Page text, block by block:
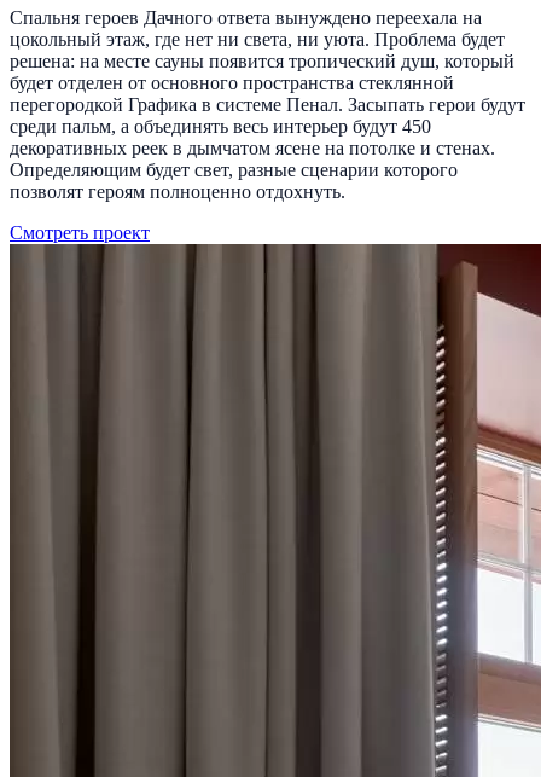
Спальня героев Дачного ответа вынуждено переехала на
цокольный этаж, где нет ни света, ни уюта. Проблема будет
решена: на месте сауны появится тропический душ, который
будет отделен от основного пространства стеклянной
перегородкой Графика в системе Пенал. Засыпать герои будут
среди пальм, а объединять весь интерьер будут 450
декоративных реек в дымчатом ясене на потолке и стенах.
Определяющим будет свет, разные сценарии которого
позволят героям полноценно отдохнуть.
Смотреть проект